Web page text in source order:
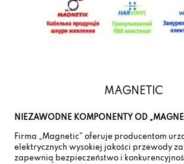
MAGNETIC
NIEZAWODNE KOMPONENTY OD
Firma „Magnetic” oferuje producentom
elektrycznych wysokiej jakości przewody
zapewnią bezpieczeństwo i